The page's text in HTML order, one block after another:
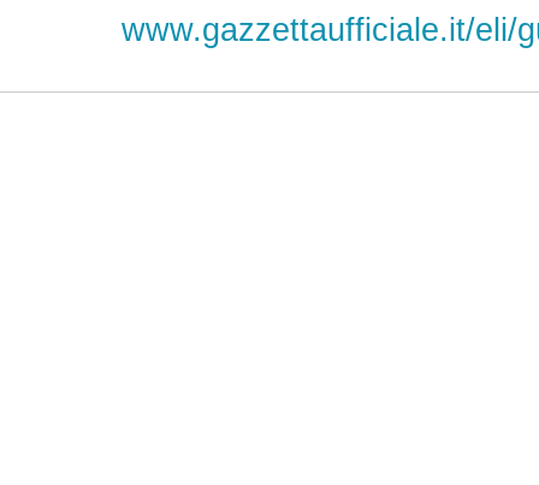
www.gazzettaufficiale.it/eli/